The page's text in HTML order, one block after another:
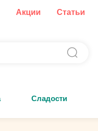
Акции Статьи
Сладости